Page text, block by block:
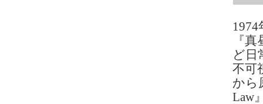
『
ど日
不可
から
Law